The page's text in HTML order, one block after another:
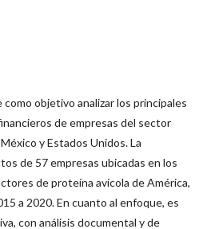
objetivo analizar los principales
de empresas del sector
y Estados Unidos. La
de 57 empresas ubicadas en los
de proteína avícola de América,
a 2020. En cuanto al enfoque, es
con análisis documental y de